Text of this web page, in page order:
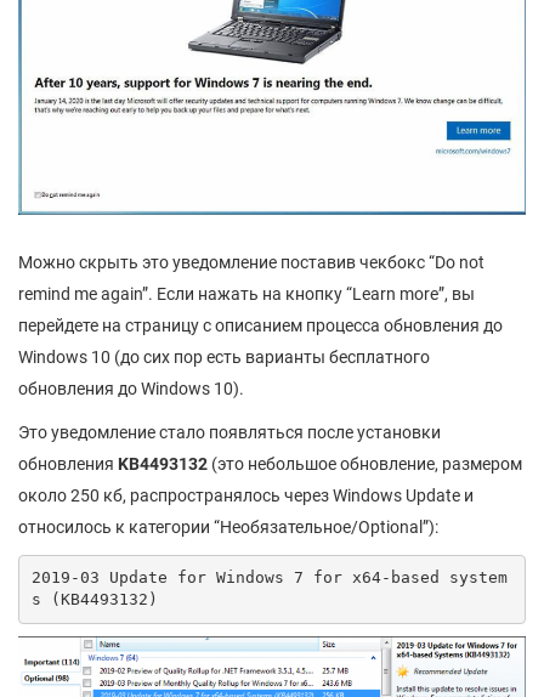
Можно скрыть это уведомление поставив чекбокс “Do not
remind me again”. Если нажать на кнопку “Learn more”, вы
перейдете на страницу с описанием процесса обновления до
Windows 10 (до сих пор есть варианты бесплатного
обновления до Windows 10).
Это уведомление стало появляться после установки
обновления KB4493132 (это небольшое обновление, размером
около 250 кб, распространялось через Windows Update и
относилось к категории “Необязательное/Optional”):
2019-03 Update for Windows 7 for x64-based system
s (KB4493132)